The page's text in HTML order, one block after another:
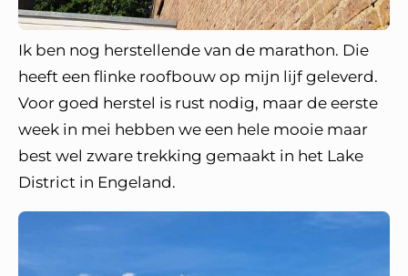
Ik ben nog herstellende van de marathon. Die
heeft een flinke roofbouw op mijn lijf geleverd.
Voor goed herstel is rust nodig, maar de eerste
week in mei hebben we een hele mooie maar
best wel zware trekking gemaakt in het Lake
District in Engeland.